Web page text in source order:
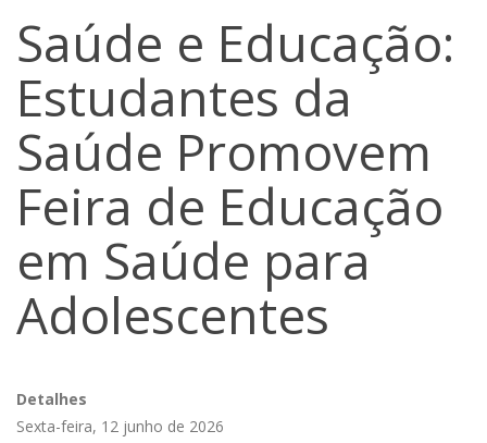
Saúde e Educação:
Estudantes da
Saúde Promovem
Feira de Educação
em Saúde para
Adolescentes
Detalhes
Sexta-feira, 12 junho de 2026